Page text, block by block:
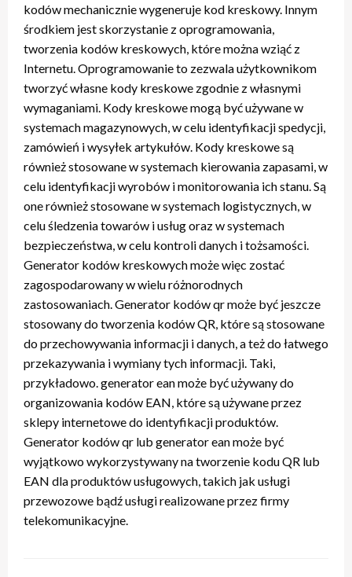
kodów mechanicznie wygeneruje kod kreskowy. Innym
środkiem jest skorzystanie z oprogramowania,
tworzenia kodów kreskowych, które można wziąć z
Internetu. Oprogramowanie to zezwala użytkownikom
tworzyć własne kody kreskowe zgodnie z własnymi
wymaganiami. Kody kreskowe mogą być używane w
systemach magazynowych, w celu identyfikacji spedycji,
zamówień i wysyłek artykułów. Kody kreskowe są
również stosowane w systemach kierowania zapasami, w
celu identyfikacji wyrobów i monitorowania ich stanu. Są
one również stosowane w systemach logistycznych, w
celu śledzenia towarów i usług oraz w systemach
bezpieczeństwa, w celu kontroli danych i tożsamości.
Generator kodów kreskowych może więc zostać
zagospodarowany w wielu różnorodnych
zastosowaniach. Generator kodów qr może być jeszcze
stosowany do tworzenia kodów QR, które są stosowane
do przechowywania informacji i danych, a też do łatwego
przekazywania i wymiany tych informacji. Taki,
przykładowo. generator ean może być używany do
organizowania kodów EAN, które są używane przez
sklepy internetowe do identyfikacji produktów.
Generator kodów qr lub generator ean może być
wyjątkowo wykorzystywany na tworzenie kodu QR lub
EAN dla produktów usługowych, takich jak usługi
przewozowe bądź usługi realizowane przez firmy
telekomunikacyjne.